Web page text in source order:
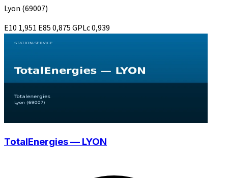
Lyon (69007)
E10 1,951 E850,875GPLc0,939
TotalEnergies — LYON